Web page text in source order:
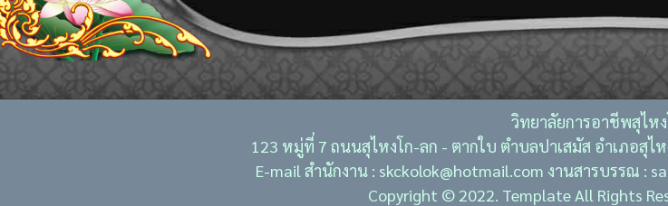
วิทยาลัยการอาชีพสุไห
123 หมู่ที่ 7 ถนนสุไหงโก-ลก - ตากใบ ตำบลปาเสมัส อำเภอสุ
E-mail สำนักงาน : skckolok@hotmail.com งานสารบรรณ :
Copyright © 2022. Template All Rights